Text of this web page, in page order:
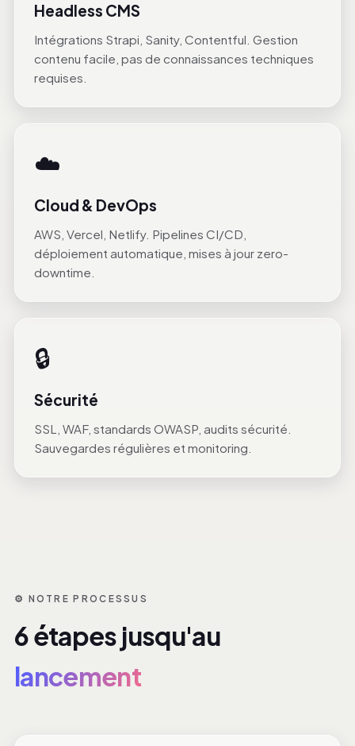
Headless CMS
Intégrations Strapi, Sanity, Contentful. Gestion
contenu facile, pas de connaissances techniques
requises.
☁️
Cloud & DevOps
AWS, Vercel, Netlify. Pipelines CI/CD,
déploiement automatique, mises à jour zero-
downtime.
🔒
Sécurité
SSL, WAF, standards OWASP, audits sécurité.
Sauvegardes régulières et monitoring.
⚙️ NOTRE PROCESSUS
6 étapes jusqu'au
lancement